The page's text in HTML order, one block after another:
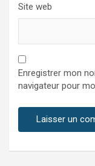
Site web
Enregistrer mon
navigateur pour